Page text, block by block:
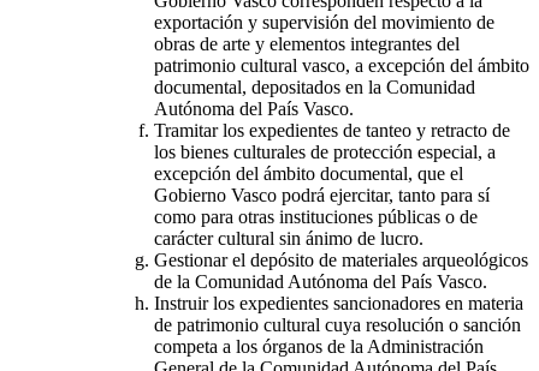
exportación y supervisión del movimiento de
obras de arte y elementos integrantes del
patrimonio cultural vasco, a excepción del ámbito
documental, depositados en la Comunidad
Autónoma del País Vasco.
Tramitar los expedientes de tanteo y retracto de
los bienes culturales de protección especial, a
excepción del ámbito documental, que el
Gobierno Vasco podrá ejercitar, tanto para sí
como para otras instituciones públicas o de
carácter cultural sin ánimo de lucro.
Gestionar el depósito de materiales arqueológicos
de la Comunidad Autónoma del País Vasco.
Instruir los expedientes sancionadores en materia
de patrimonio cultural cuya resolución o sanción
competa a los órganos de la Administración